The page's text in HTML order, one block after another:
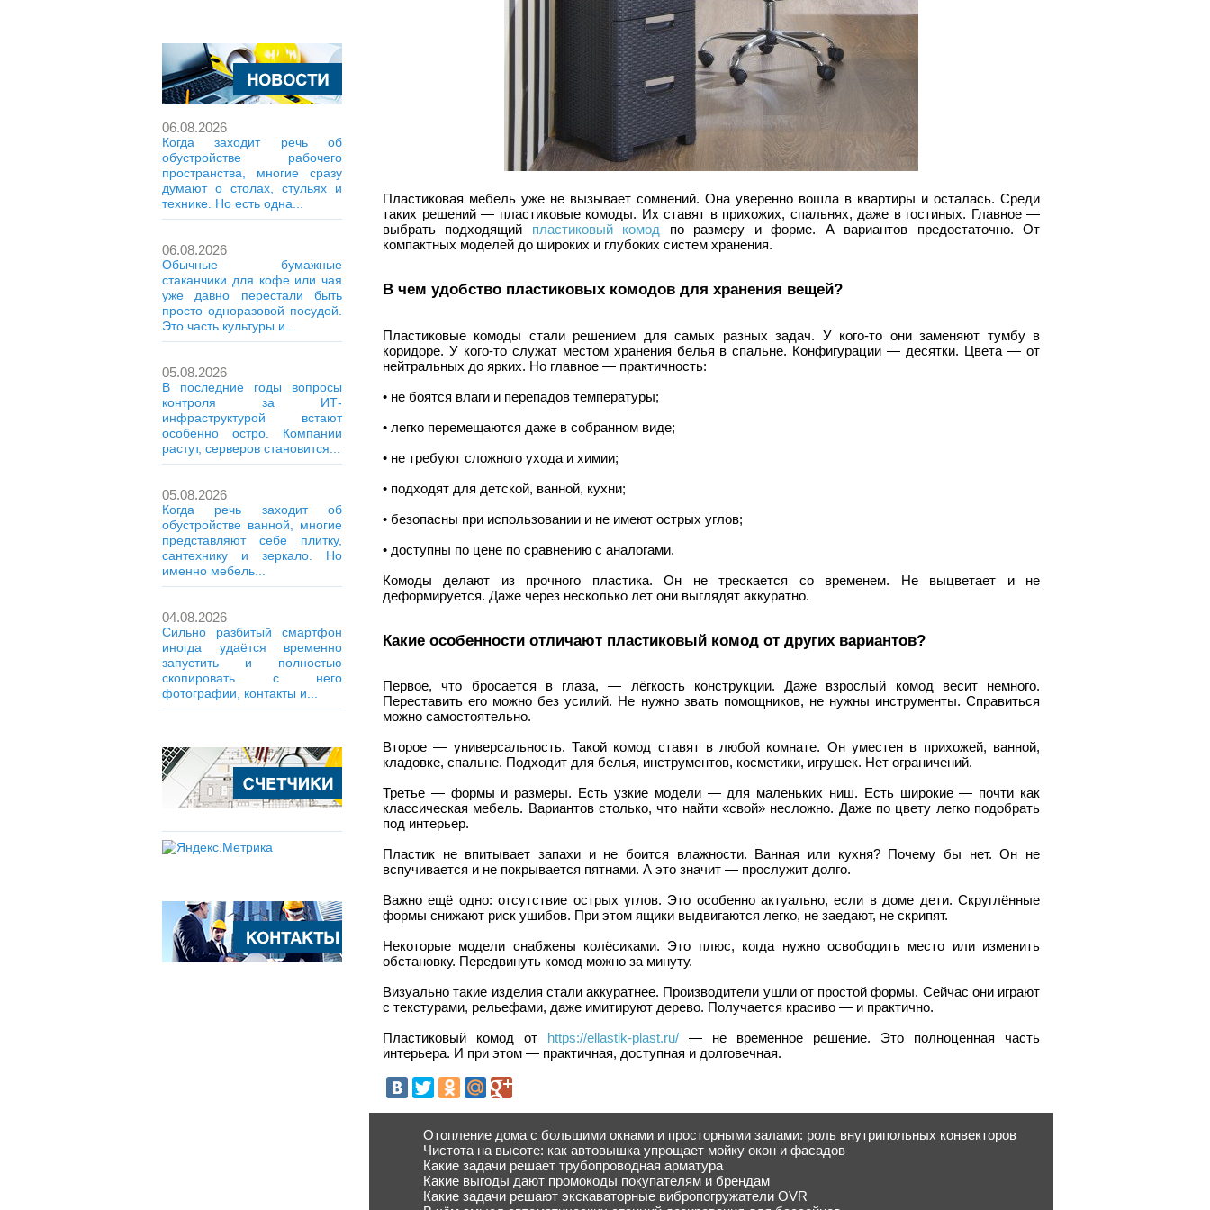
06.08.2026
Когда заходит речь об
обустройстве рабочего
пространства, многие сразу
думают о столах, стульях и
технике. Но есть одна...
06.08.2026
Обычные бумажные
стаканчики для кофе или чая
уже давно перестали быть
просто одноразовой посудой.
Это часть культуры и...
05.08.2026
В последние годы вопросы
контроля за ИТ-
инфраструктурой встают
особенно остро. Компании
растут, серверов становится...
05.08.2026
Когда речь заходит об
обустройстве ванной, многие
представляют себе плитку,
сантехнику и зеркало. Но
именно мебель...
04.08.2026
Сильно разбитый смартфон
иногда удаётся временно
запустить и полностью
скопировать с него
фотографии, контакты и...
Пластиковая мебель уже не вызывает сомнений. Она уверенно вошла в квартиры и осталась. Среди
таких решений — пластиковые комоды. Их ставят в прихожих, спальнях, даже в гостиных. Главное —
выбрать подходящий пластиковый комод по размеру и форме. А вариантов предостаточно. От
компактных моделей до широких и глубоких систем хранения.
В чем удобство пластиковых комодов для хранения вещей?
Пластиковые комоды стали решением для самых разных задач. У кого-то они заменяют тумбу в
коридоре. У кого-то служат местом хранения белья в спальне. Конфигурации — десятки. Цвета — от
нейтральных до ярких. Но главное — практичность:
• не боятся влаги и перепадов температуры;
• легко перемещаются даже в собранном виде;
• не требуют сложного ухода и химии;
• подходят для детской, ванной, кухни;
• безопасны при использовании и не имеют острых углов;
• доступны по цене по сравнению с аналогами.
Комоды делают из прочного пластика. Он не трескается со временем. Не выцветает и не
деформируется. Даже через несколько лет они выглядят аккуратно.
Какие особенности отличают пластиковый комод от других вариантов?
Первое, что бросается в глаза, — лёгкость конструкции. Даже взрослый комод весит немного.
Переставить его можно без усилий. Не нужно звать помощников, не нужны инструменты. Справиться
можно самостоятельно.
Второе — универсальность. Такой комод ставят в любой комнате. Он уместен в прихожей, ванной,
кладовке, спальне. Подходит для белья, инструментов, косметики, игрушек. Нет ограничений.
Третье — формы и размеры. Есть узкие модели — для маленьких ниш. Есть широкие — почти как
классическая мебель. Вариантов столько, что найти «свой» несложно. Даже по цвету легко подобрать
под интерьер.
Пластик не впитывает запахи и не боится влажности. Ванная или кухня? Почему бы нет. Он не
вспучивается и не покрывается пятнами. А это значит — прослужит долго.
Важно ещё одно: отсутствие острых углов. Это особенно актуально, если в доме дети. Скруглённые
формы снижают риск ушибов. При этом ящики выдвигаются легко, не заедают, не скрипят.
Некоторые модели снабжены колёсиками. Это плюс, когда нужно освободить место или изменить
обстановку. Передвинуть комод можно за минуту.
Визуально такие изделия стали аккуратнее. Производители ушли от простой формы. Сейчас они играют
с текстурами, рельефами, даже имитируют дерево. Получается красиво — и практично.
Пластиковый комод от https://ellastik-plast.ru/ — не временное решение. Это полноценная часть
интерьера. И при этом — практичная, доступная и долговечная.
Отопление дома с большими окнами и просторными залами: роль внутрипольных конвекторов
Чистота на высоте: как автовышка упрощает мойку окон и фасадов
Какие задачи решает трубопроводная арматура
Какие выгоды дают промокоды покупателям и брендам
Какие задачи решают экскаваторные вибропогружатели OVR